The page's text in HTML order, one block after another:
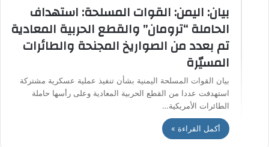
بيان: اليمن: القوات المسلحة: استهداف
الحاملة “ترومان” والقطع الحربية المعادية
تم بعدد من الصواريخ المجنحة والطائرات
المسيّرة
بيان القوات المسلحة اليمنية بشأن تنفيذ عملية عسكرية مشتركة
استهدفت عددا من القطع الحربية المعادية وعلى رأسها حاملة
الطائرات الأمريكية…
أكمل القراءة »